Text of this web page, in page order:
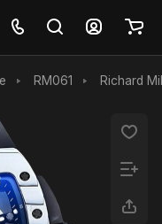
RM061 Richard